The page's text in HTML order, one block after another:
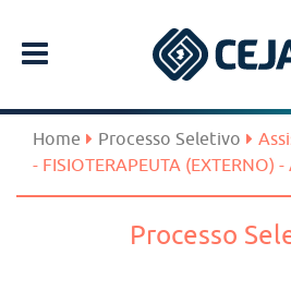
Home Processo Seletivo
- FISIOTERAPEUTA (EXTERNO) -
Processo